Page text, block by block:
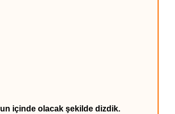
içinde olacak şekilde dizdik.